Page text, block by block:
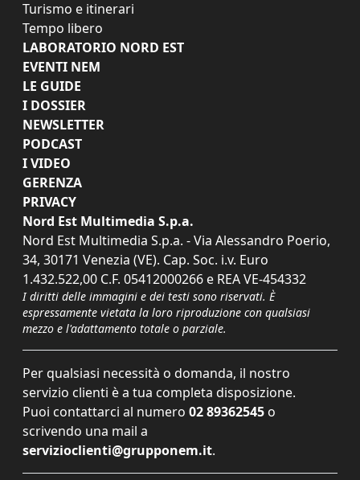
Turismo e itinerari
Tempo libero
LABORATORIO NORD EST
EVENTI NEM
LE GUIDE
I DOSSIER
NEWSLETTER
PODCAST
I VIDEO
GERENZA
PRIVACY
Nord Est Multimedia S.p.a.
Nord Est Multimedia S.p.a. - Via Alessandro Poerio,
34, 30171 Venezia (VE). Cap. Soc. i.v. Euro
1.432.522,00 C.F. 05412000266 e REA VE-454332
I diritti delle immagini e dei testi sono riservati. È
espressamente vietata la loro riproduzione con qualsiasi
mezzo e l'adattamento totale o parziale.
Per qualsiasi necessità o domanda, il nostro
servizio clienti è a tua completa disposizione.
Puoi contattarci al numero 02 89362545 o
scrivendo una mail a
servizioclienti@grupponem.it.